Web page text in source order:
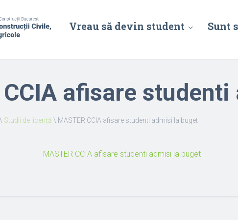
Vreau să devin student Sunt
CCIA afisare
\ Studii de licență \ MASTER CCIA afisare studenti admisi la buget
MASTER CCIA afisare studenti admisi la buget